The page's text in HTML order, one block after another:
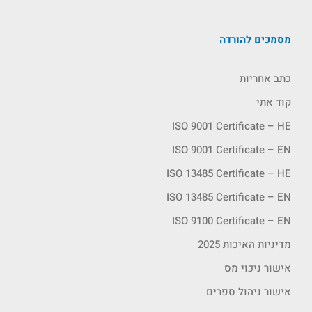
מסמכים להורדה
כתב אחריות
קוד אתי
ISO 9001 Certificate – HE
ISO 9001 Certificate – EN
ISO 13485 Certificate – HE
ISO 13485 Certificate – EN
ISO 9100 Certificate – EN
מדיניות האיכות 2025
אישור ניכוי מס
אישור ניהול ספרים